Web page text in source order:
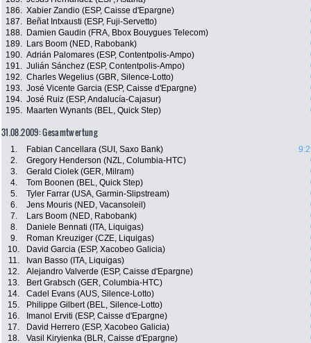
186. Xabier Zandio (ESP, Caisse d'Epargne)
187.
Beñat Intxausti (ESP, Fuji-Servetto)
188.
Damien Gaudin (FRA, Bbox Bouygues Telecom)
189.
Lars Boom (NED, Rabobank)
190. Adrián Palomares (ESP, Contentpolis-Ampo)
191. Julián Sánchez (ESP, Contentpolis-Ampo)
192. Charles Wegelius (GBR, Silence-Lotto)
193. José Vicente Garcia (ESP, Caisse d'Epargne)
194. José Ruiz (ESP, Andalucía-Cajasur)
195.
Maarten Wynants (BEL, Quick Step)
31.08.2009: Gesamtwertung
1. Fabian Cancellara (SUI, Saxo Bank)
2.
Gregory Henderson (NZL, Columbia-HTC)
3.
Gerald Ciolek (GER, Milram)
4.
Tom Boonen (BEL, Quick Step)
5.
Tyler Farrar (USA, Garmin-Slipstream)
6.
Jens Mouris (NED, Vacansoleil)
7.
Lars Boom (NED, Rabobank)
8.
Daniele Bennati (ITA, Liquigas)
9.
Roman Kreuziger (CZE, Liquigas)
10.
David Garcia (ESP, Xacobeo Galicia)
11.
Ivan Basso (ITA, Liquigas)
12.
Alejandro Valverde (ESP, Caisse d'Epargne)
13.
Bert Grabsch (GER, Columbia-HTC)
14.
Cadel Evans (AUS, Silence-Lotto)
15.
Philippe Gilbert (BEL, Silence-Lotto)
16.
Imanol Erviti (ESP, Caisse d'Epargne)
17.
David Herrero (ESP, Xacobeo Galicia)
18.
Vasil Kiryienka (BLR, Caisse d'Epargne)